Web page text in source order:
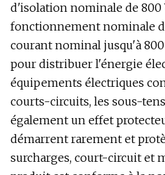
d'isolation nominale de 800
fonctionnement nominale
courant nominal jusqu'à
pour distribuer l'énergie
équipements électriques
courts-circuits, les sous-
également un effet
démarrent rarement et
surcharges, court-circuit et